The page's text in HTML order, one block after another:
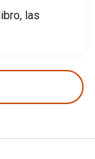
las